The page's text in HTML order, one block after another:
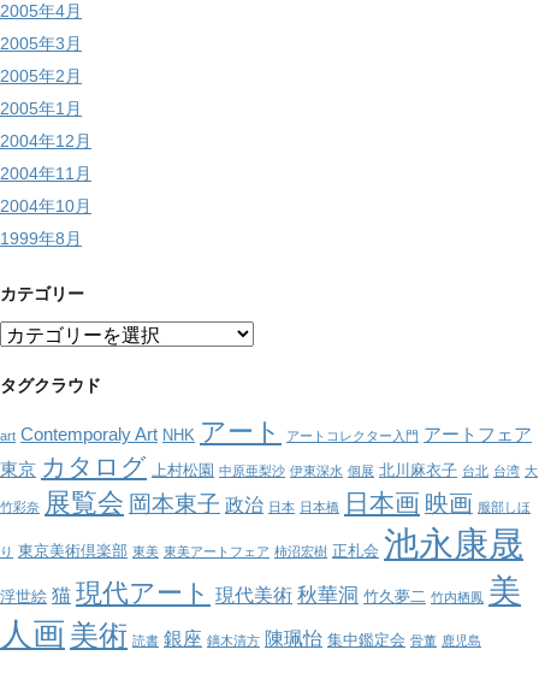
2005年4月
2005年3月
2005年2月
2005年1月
2004年12月
2004年11月
2004年10月
1999年8月
カテゴリー
カ
ゴ
ー
タグクラウド
art Contemporaly Art NHK アート アートコレクター入門 アートフェア
東京 カタログ 上村松園 中原亜梨沙 伊東深水 個展 北川麻衣子 台北 台湾 大
竹彩奈 展覧会 岡本東子 政治 日本 日本橋 日本画 映画 服部しほ
り 東京美術倶楽部 東美 東美アートフェア 柿沼宏樹 正札会 池永康晟
浮世絵 猫 現代アート 現代美術 秋華洞 竹久夢二 竹内栖鳳 美
人画 美術 読書 銀座 鏑木清方 陳珮怡 集中鑑定会 骨董 鹿児島